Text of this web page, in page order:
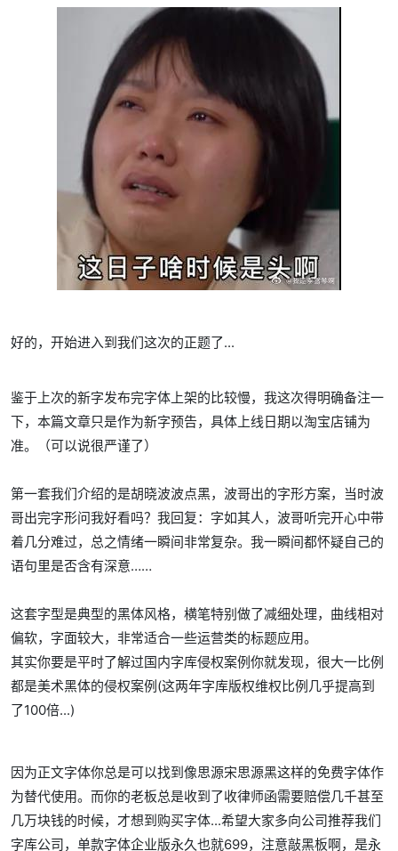
好的，开始进入到我们这次的正题了...
鉴于上次的新字发布完字体上架的比较慢，我这次得明确备注一
下，本篇文章只是作为新字预告，具体上线日期以淘宝店铺为
准。（可以说很严谨了）
第一套我们介绍的是胡晓波波点黑，波哥出的字形方案，当时波
哥出完字形问我好看吗？我回复：字如其人，波哥听完开心中带
着几分难过，总之情绪一瞬间非常复杂。我一瞬间都怀疑自己的
语句里是否含有深意……
这套字型是典型的黑体风格，横笔特别做了减细处理，曲线相对
偏软，字面较大，非常适合一些运营类的标题应用。
其实你要是平时了解过国内字库侵权案例你就发现，很大一比例
都是美术黑体的侵权案例(这两年字库版权维权比例几乎提高到
了100倍...)
因为正文字体你总是可以找到像思源宋思源黑这样的免费字体作
为替代使用。而你的老板总是收到了收律师函需要赔偿几千甚至
几万块钱的时候，才想到购买字体...希望大家多向公司推荐我们
字库公司，单款字体企业版永久也就699，注意敲黑板啊，是永